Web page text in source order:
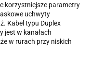
korzystniejsze parametry
uchwyty
Kabel typu Duplex
jest w kanałach
w rurach przy niskich